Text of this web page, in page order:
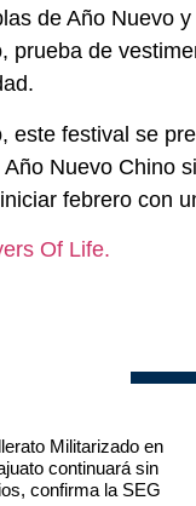
de Año Nuevo
prueba de
este festival se
Nuevo Chino
febrero con
Of Life.
Militarizado en
continuará sin
confirma la SEG